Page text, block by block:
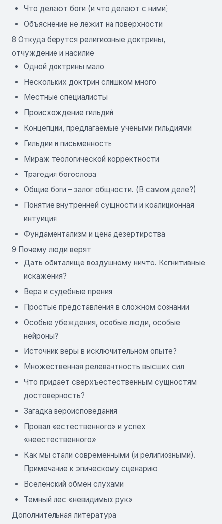
Что делают боги (и что делают с ними)
Объяснение не лежит на поверхности
8 Откуда берутся религиозные доктрины,
отчуждение и насилие
Одной доктрины мало
Нескольких доктрин слишком много
Местные специалисты
Происхождение гильдий
Концепции, предлагаемые учеными гильдиями
Гильдии и письменность
Мираж теологической корректности
Трагедия богослова
Общие боги – залог общности. (В самом деле?)
Понятие внутренней сущности и коалиционная
интуиция
Фундаментализм и цена дезертирства
9 Почему люди верят
Дать обиталище воздушному ничто. Когнитивные
искажения?
Вера и судебные прения
Простые представления в сложном сознании
Особые убеждения, особые люди, особые
нейроны?
Источник веры в исключительном опыте?
Множественная релевантность высших сил
Что придает сверхъестественным сущностям
достоверность?
Загадка вероисповедания
Провал «естественного» и успех
«неестественного»
Как мы стали современными (и религиозными).
Примечание к эпическому сценарию
Вселенский обмен слухами
Темный лес «невидимых рук»
Дополнительная литература